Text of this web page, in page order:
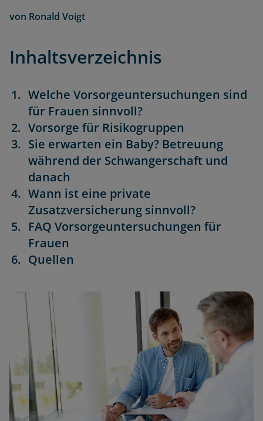
von Ronald Voigt
Inhaltsverzeichnis
Welche Vorsorgeuntersuchungen sind
für Frauen sinnvoll?
Vorsorge für Risikogruppen
Sie erwarten ein Baby? Betreuung
während der Schwangerschaft und
danach
Wann ist eine private
Zusatzversicherung sinnvoll?
FAQ Vorsorgeuntersuchungen für
Frauen
Quellen